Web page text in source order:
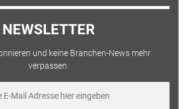
NEWSLETTER
und keine Branchen-News mehr
verpassen.